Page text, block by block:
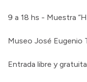
9 a 18 hs - Muestra
Museo José Eugenio
Entrada libre y gratuita.